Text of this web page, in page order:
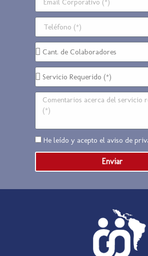
He leído y acepto el aviso de
Enviar